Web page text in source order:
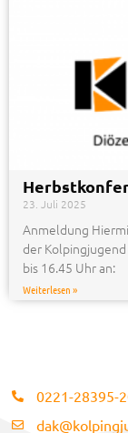
23. Juli 2025
Anmeldung
der
bis 16.45 Uhr an:
Weiterlesen »
0221-28395-